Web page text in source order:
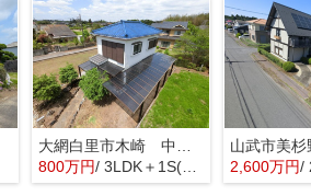
800万円/ 3LDK＋1S(納戸) 2,600万円/